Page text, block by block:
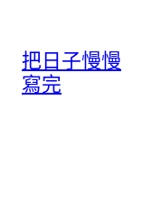
把日子慢慢
寫完